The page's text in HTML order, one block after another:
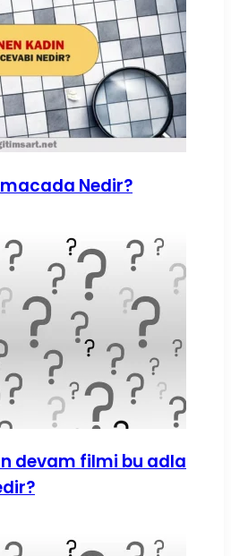
Nedir?
devam filmi bu adla